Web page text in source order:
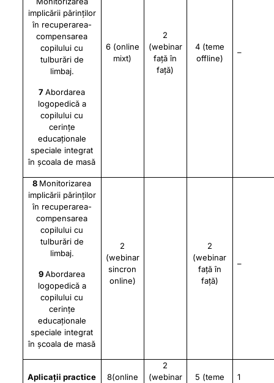
implicării părinților
în recuperarea-
compensarea
copilului cu
tulburări de
limbaj.
7Abordarea
logopedică a
copilului cu
cerințe
educaționale
speciale integrat
în școala de masă
6 (online
mixt)
2
(webinar
față în
față)
4 (teme
offline)
–
8 Monitorizarea
implicării părinților
în recuperarea-
compensarea
copilului cu
tulburări de
limbaj.
9Abordarea
logopedică a
copilului cu
cerințe
educaționale
speciale integrat
în școala de masă
2
(webinar
sincron
online)
2
(webinar
față în
față)
–
Aplicații practice
8(online
2
(webinar
5 (teme
1